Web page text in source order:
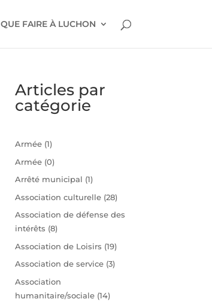
QUE FAIRE À LUCHON
Articles par
catégorie
Armée (1)
Armée (0)
Arrêté municipal (1)
Association culturelle (28)
Association de défense des
intérêts (8)
Association de Loisirs (19)
Association de service (3)
Association
humanitaire/sociale (14)